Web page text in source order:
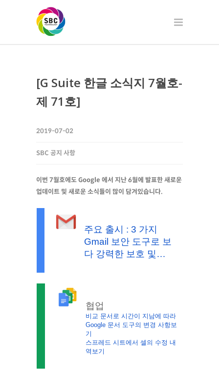
[G Suite 한글 소식지 7월호-
제 71호]
2019-07-02
SBC 공지 사항
이번 7월호에도 Google 에서 지난 6월에 발표한 새로운
업데이트 및 새로운 소식들이 많이 담겨있습니다.
주요 출시 : 3 가지
Gmail 보안 도구로 보
다 강력한 보호 및…
협업
비교 문서로 시간이 지남에 따라
Google 문서 도구의 변경 사항보
기
스프레드 시트에서 셀의 수정 내
역보기